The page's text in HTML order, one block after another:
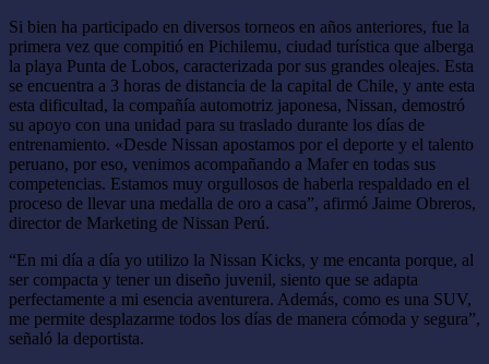
Si bien ha participado en diversos torneos en años anteriores, fue la
primera vez que compitió en Pichilemu, ciudad turística que alberga
la playa Punta de Lobos, caracterizada por sus grandes oleajes. Esta
se encuentra a 3 horas de distancia de la capital de Chile, y ante esta
esta dificultad, la compañía automotriz japonesa, Nissan, demostró
su apoyo con una unidad para su traslado durante los días de
entrenamiento. «Desde Nissan apostamos por el deporte y el talento
peruano, por eso, venimos acompañando a Mafer en todas sus
competencias. Estamos muy orgullosos de haberla respaldado en el
proceso de llevar una medalla de oro a casa”, afirmó Jaime Obreros,
director de Marketing de Nissan Perú.
“En mi día a día yo utilizo la Nissan Kicks, y me encanta porque, al
ser compacta y tener un diseño juvenil, siento que se adapta
perfectamente a mi esencia aventurera. Además, como es una SUV,
me permite desplazarme todos los días de manera cómoda y segura”,
señaló la deportista.